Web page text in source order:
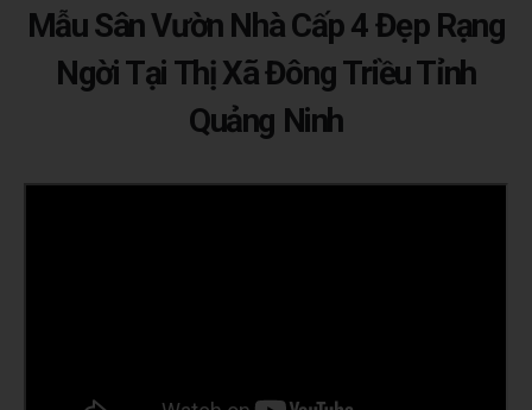
Mẫu Sân Vườn Nhà Cấp 4 Đẹp Rạng
Ngời Tại Thị Xã Đông Triều Tỉnh
Quảng Ninh